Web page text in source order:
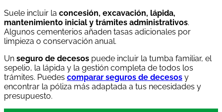
Suele incluir la concesión, excavación, lápida,
mantenimiento inicial y trámites administrativos.
Algunos cementerios añaden tasas adicionales por
limpieza o conservación anual.
Un seguro de decesos puede incluir la tumba familiar, el
sepelio, la lápida y la gestión completa de todos los
trámites. Puedes comparar seguros de decesos y
encontrar la póliza más adaptada a tus necesidades y
presupuesto.